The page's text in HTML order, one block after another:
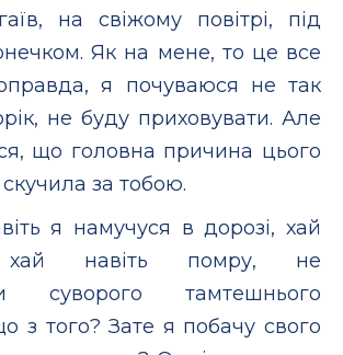
на свіжому повітрі, під
Як на мене, то це все
я почуваюся не так
не буду приховувати. Але
що головна причина цього
за тобою.
я намучуся в дорозі, хай
хай навіть помру, не
суворого тамтешнього
з того? Зате я побачу свого